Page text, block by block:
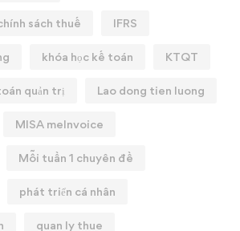
sách thuế IFRS
khóa học kế toán KTQT
quản trị Lao dong tien luong
MISA meInvoice
Mỗi tuần 1 chuyên đề
phát triển cá nhân
quan ly thue